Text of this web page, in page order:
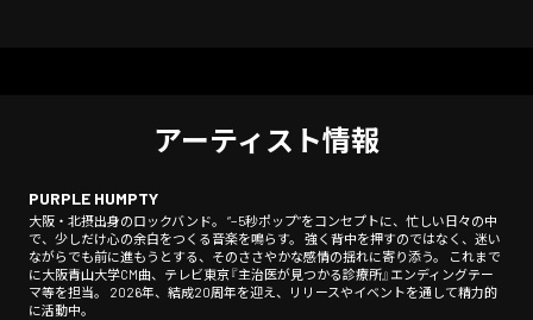
アーティスト情報
PURPLE HUMPTY
大阪・北摂出身のロックバンド。 “−5秒ポップ”をコンセプトに、忙しい日々の中
で、少しだけ心の余白をつくる音楽を鳴らす。 強く背中を押すのではなく、迷い
ながらでも前に進もうとする、そのささやかな感情の揺れに寄り添う。 これまで
に大阪青山大学CM曲、テレビ東京『主治医が見つかる診療所』エンディングテー
マ等を担当。 2026年、結成20周年を迎え、リリースやイベントを通して精力的
に活動中。